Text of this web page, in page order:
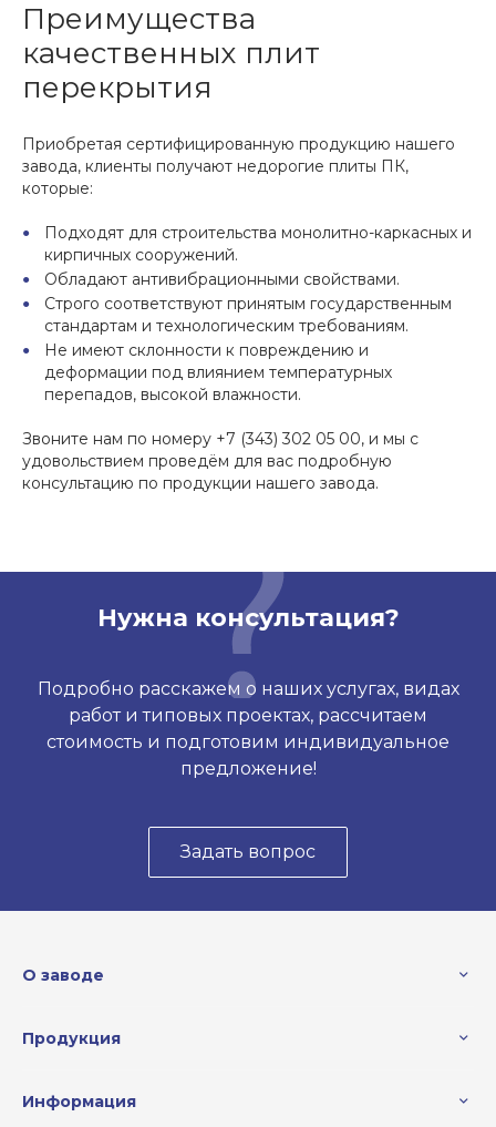
Преимущества
качественных плит
перекрытия
Приобретая сертифицированную продукцию нашего
завода, клиенты получают недорогие плиты ПК,
которые:
Подходят для строительства монолитно-каркасных и
кирпичных сооружений.
Обладают антивибрационными свойствами.
Строго соответствуют принятым государственным
стандартам и технологическим требованиям.
Не имеют склонности к повреждению и
деформации под влиянием температурных
перепадов, высокой влажности.
Звоните нам по номеру +7 (343) 302 05 00, и мы с
удовольствием проведём для вас подробную
консультацию по продукции нашего завода.
Нужна консультация?
Подробно расскажем о наших услугах, видах
работ и типовых проектах, рассчитаем
стоимость и подготовим индивидуальное
предложение!
Задать вопрос
О заводе
Продукция
Информация